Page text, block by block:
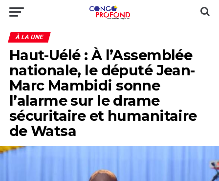
À LA UNE
Haut-Uélé : À l’Assemblée
nationale, le député Jean-
Marc Mambidi sonne
l’alarme sur le drame
sécuritaire et humanitaire
de Watsa